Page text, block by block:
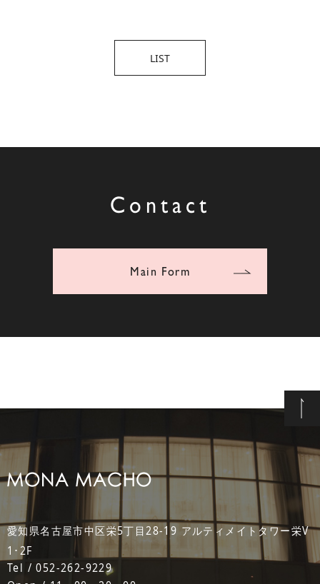
LIST
Contact
Main Form
愛知県名古屋市中区栄5丁目28-19 アルティメイトタワー栄V
1･2F
Tel / 052-262-9229